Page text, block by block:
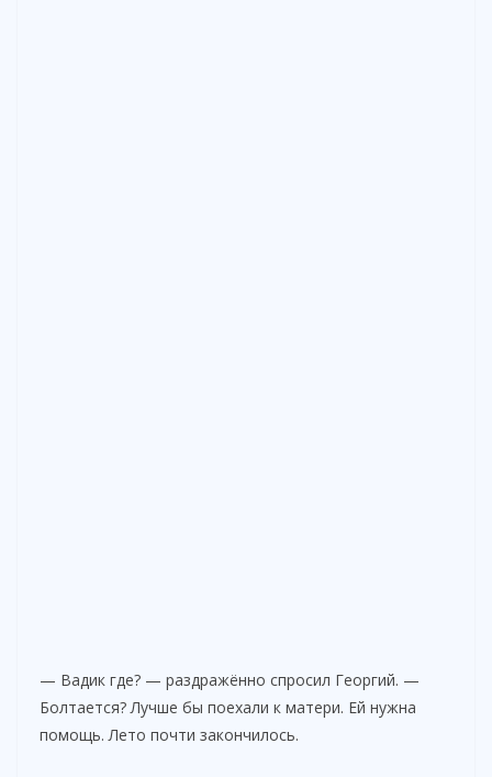
— Вадик где? — раздражённо спросил Георгий. —
Болтается? Лучше бы поехали к матери. Ей нужна
помощь. Лето почти закончилось.